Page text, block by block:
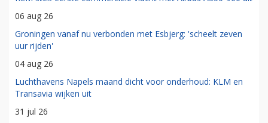
06 aug 26
Groningen vanaf nu verbonden met Esbjerg: 'scheelt zeven
uur rijden'
04 aug 26
Luchthavens Napels maand dicht voor onderhoud: KLM en
Transavia wijken uit
31 jul 26